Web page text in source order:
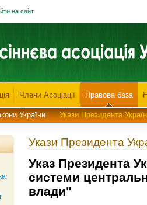
на сайт
Члени Асоціації Правова база
України
Укази Президента
Укази Президента
Указ Президента
системи
влади"